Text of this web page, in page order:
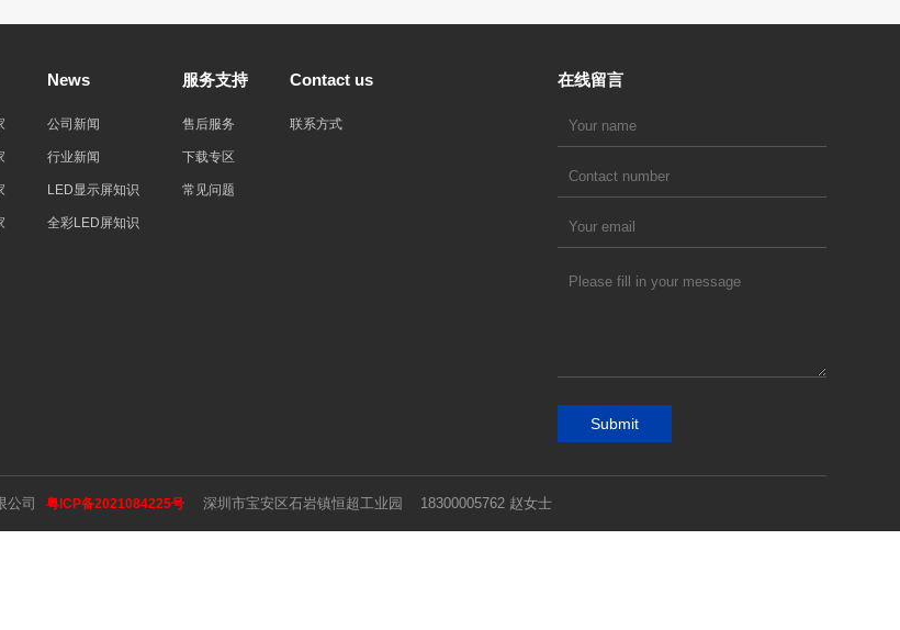
Language
News
公司新闻
行业新闻
LED显示屏知识
全彩LED屏知识
服务支持
售后服务
下载专区
常见问题
Contact us
联系方式
在线留言
Submit
公司 粤ICP备2021084225号 深圳市宝安区石岩镇恒超工业园 18300005762 赵女士